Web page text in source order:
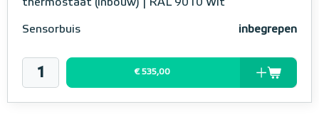
thermostaat (inbouw) | RAL 9010 Wit
Sensorbuis inbegrepen
€ 535,00